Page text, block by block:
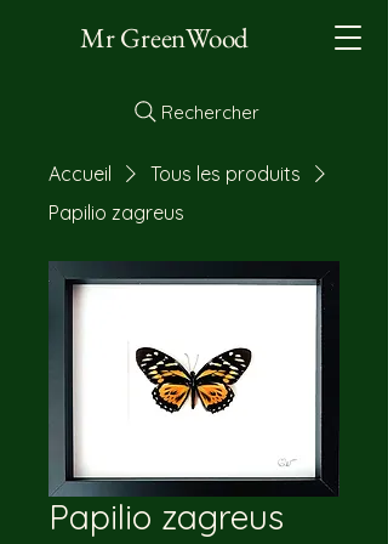
Mr GreenWood
Rechercher
Accueil
Tous les produits
Papilio zagreus
Papilio zagreus